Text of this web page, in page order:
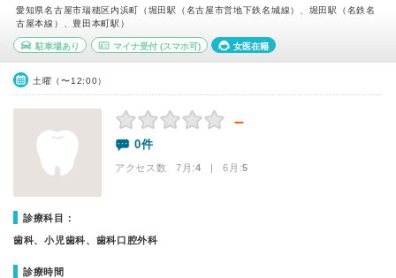
愛知県名古屋市瑞穂区内浜町（堀田駅（名古屋市営地下鉄名城線）、堀田駅（名鉄名
古屋本線）、豊田本町駅）
駐車場あり マイナ受付(スマホ可) 女医在籍
土曜（〜12:00）
－
0件
アクセス数 7月:4 | 6月:5
診療科目：
歯科、小児歯科、歯科口腔外科
診療時間